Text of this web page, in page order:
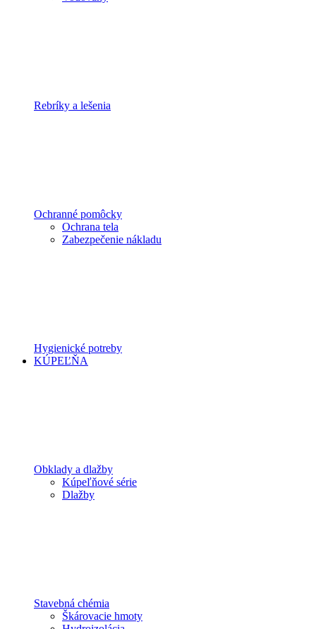
Rebríky a lešenia
Ochranné pomôcky
Ochrana tela
Zabezpečenie nákladu
Hygienické potreby
KÚPEĽŇA
Obklady a dlažby
Kúpeľňové série
Dlažby
Stavebná chémia
Škárovacie hmoty